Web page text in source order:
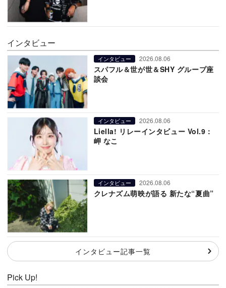
インタビュー
インタビュー 2026.08.06
スパフル＆世が世＆SHY グループ座
談会
インタビュー 2026.08.06
Liella! リレーインタビュー Vol.9：
岬 なこ
インタビュー 2026.08.06
クレナズム萌映が語る 新たな“夏曲”
インタビュー記事一覧
Pick Up!